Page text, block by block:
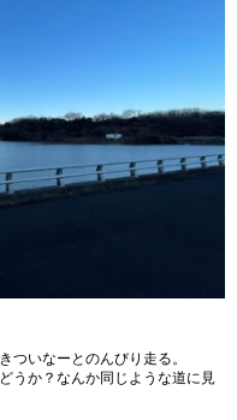
ついなーとのんびり走る。
うか？なんか同じような道に見